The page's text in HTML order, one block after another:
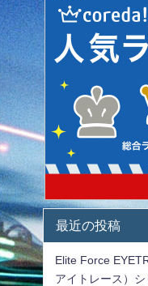
最近の投稿
Elite Force
アイトレース）